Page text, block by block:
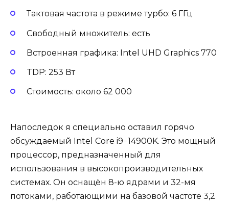
Тактовая частота в режиме турбо: 6 ГГц
Свободный множитель: есть
Встроенная графика: Intel UHD Graphics 770
TDP: 253 Вт
Стоимость: около 62 000
Напоследок я специально оставил горячо
обсуждаемый Intel Core i9−14900K. Это мощный
процессор, предназначенный для
использования в высокопроизводительных
системах. Он оснащён 8-ю ядрами и 32-мя
потоками, работающими на базовой частоте 3,2